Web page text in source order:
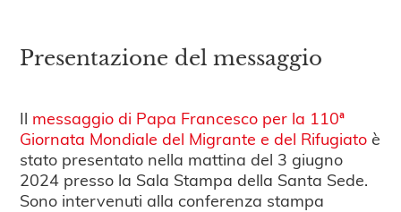
Presentazione del messaggio
Il messaggio di Papa Francesco per la 110ª
Giornata Mondiale del Migrante e del Rifugiato è
stato presentato nella mattina del 3 giugno
2024 presso la Sala Stampa della Santa Sede.
Sono intervenuti alla conferenza stampa